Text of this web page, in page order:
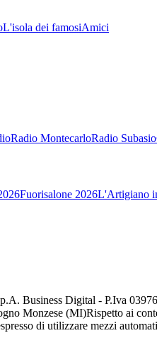
L'isola dei famosiAmici
Radio MontecarloRadio Subasio
Fuorisalone 2026L'Artigiano
Business Digital - P.Iva
Monzese (MI)Rispetto ai
di utilizzare mezzi